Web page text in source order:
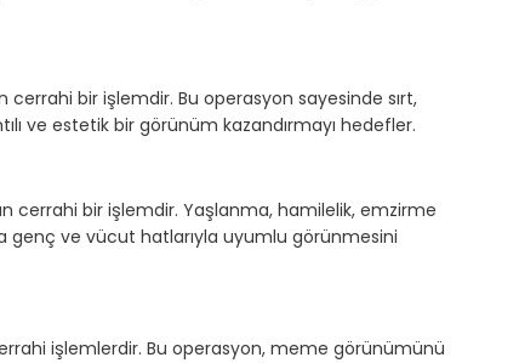
bir işlemdir. Bu operasyon sayesinde sırt,
ve estetik bir görünüm kazandırmayı hedefler.
cerrahi bir işlemdir. Yaşlanma, hamilelik, emzirme
genç ve vücut hatlarıyla uyumlu görünmesini
işlemlerdir. Bu operasyon, meme görünümünü